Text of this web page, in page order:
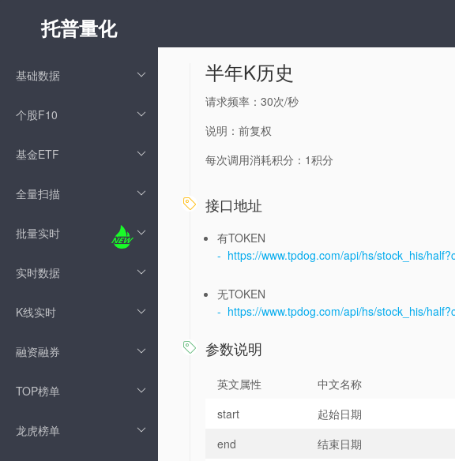
托普量化
基础数据
个股F10
基金ETF
全量扫描
批量实时
实时数据
K线实时
融资融券
TOP榜单
龙虎榜单
半年K历史
请求频率：30次/秒
说明：前复权
每次调用消耗积分：1积分
 接口地址
有TOKEN
- https://www.tpdog.com/api/hs/stock_his/
无TOKEN
- https://www.tpdog.com/api/hs/stock_his/
 参数说明
英文属性 中文名称
start
起始日期
end
结束日期